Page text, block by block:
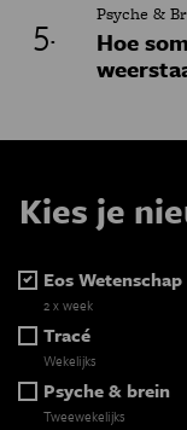
Psyche &
Hoe
Kies je
Eos Wetenschap
2 x week
Tracé
Wekelijks
Psyche & brein
Tweewekelijks